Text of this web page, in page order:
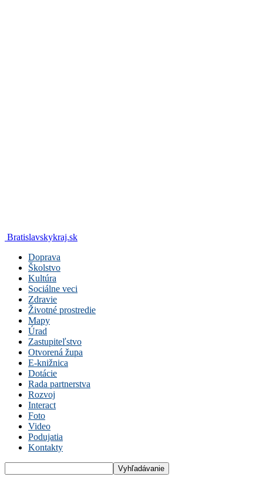
Bratislavskykraj.sk
Doprava
Školstvo
Kultúra
Sociálne veci
Zdravie
Životné prostredie
Mapy
Úrad
Zastupiteľstvo
Otvorená župa
E-knižnica
Dotácie
Rada partnerstva
Rozvoj
Interact
Foto
Video
Podujatia
Kontakty